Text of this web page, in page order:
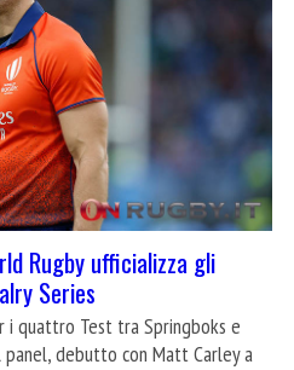
Rugby ufficializza gli
Series
quattro Test tra Springboks e
debutto con Matt Carley a